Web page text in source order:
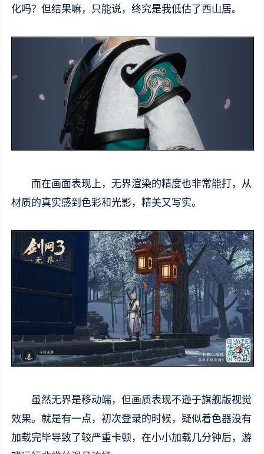
化吗？但结果嘛，只能说，终究是我低估了西山居。
而在画面表现上，无界渲染的精度也非常能打，从
材质的真实感到色彩和光影，精美又写实。
虽然无界是移动端，但画质表现不逊于旗舰版视觉
效果。就是有一点，初次登录的时候，疑似着色器没有
加载完毕导致了较严重卡顿，在小小加载几分钟后，游